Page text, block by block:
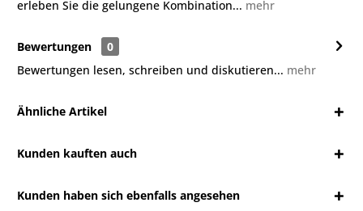
erleben Sie die gelungene Kombination... mehr
Bewertungen
0
Bewertungen lesen, schreiben und diskutieren... mehr
Ähnliche Artikel
Kunden kauften auch
Kunden haben sich ebenfalls angesehen